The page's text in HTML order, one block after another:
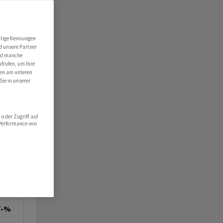
%
Kennungen
unsere Partner
manche
um Ihre
am unteren
in unserer
oder Zugriff auf
von